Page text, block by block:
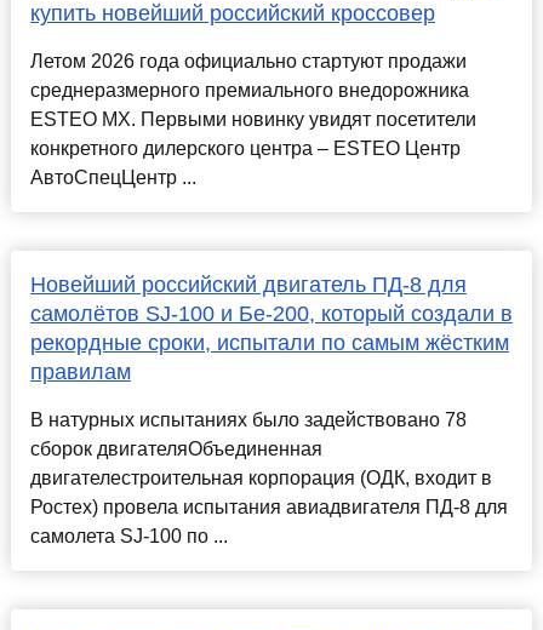
купить новейший российский кроссовер
Летом 2026 года официально стартуют продажи
среднеразмерного премиального внедорожника
ESTEO MX. Первыми новинку увидят посетители
конкретного дилерского центра – ESTEO Центр
АвтоСпецЦентр ...
Новейший российский двигатель ПД-8 для
самолётов SJ-100 и Бе-200, который создали в
рекордные сроки, испытали по самым жёстким
правилам
В натурных испытаниях было задействовано 78
сборок двигателяОбъединенная
двигателестроительная корпорация (ОДК, входит в
Ростех) провела испытания авиадвигателя ПД-8 для
самолета SJ-100 по ...